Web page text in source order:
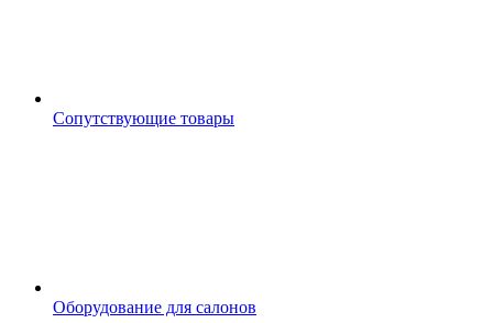
Сопутствующие товары
Оборудование для салонов